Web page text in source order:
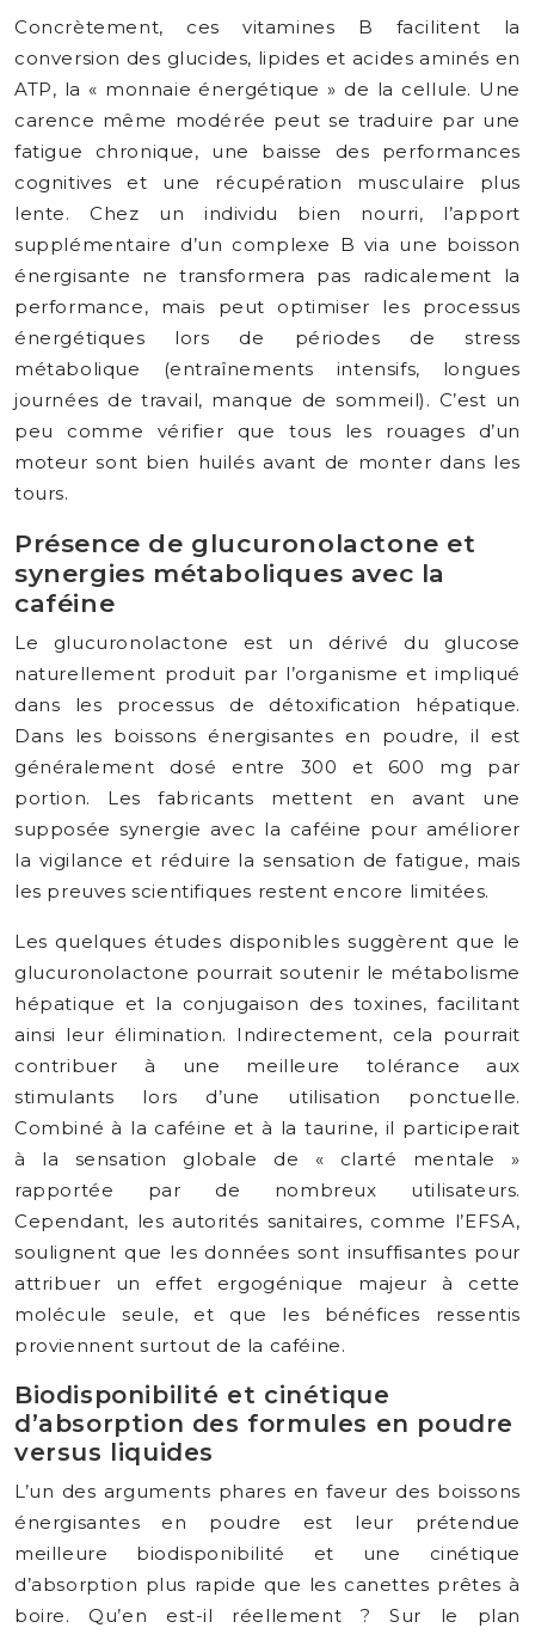
Concrètement, ces vitamines B facilitent la
conversion des glucides, lipides et acides aminés en
ATP, la « monnaie énergétique » de la cellule. Une
carence même modérée peut se traduire par une
fatigue chronique, une baisse des performances
cognitives et une récupération musculaire plus
lente. Chez un individu bien nourri, l’apport
supplémentaire d’un complexe B via une boisson
énergisante ne transformera pas radicalement la
performance, mais peut optimiser les processus
énergétiques lors de périodes de stress
métabolique (entraînements intensifs, longues
journées de travail, manque de sommeil). C’est un
peu comme vérifier que tous les rouages d’un
moteur sont bien huilés avant de monter dans les
tours.
Présence de glucuronolactone et
synergies métaboliques avec la
caféine
Le glucuronolactone est un dérivé du glucose
naturellement produit par l’organisme et impliqué
dans les processus de détoxification hépatique.
Dans les boissons énergisantes en poudre, il est
généralement dosé entre 300 et 600 mg par
portion. Les fabricants mettent en avant une
supposée synergie avec la caféine pour améliorer
la vigilance et réduire la sensation de fatigue, mais
les preuves scientifiques restent encore limitées.
Les quelques études disponibles suggèrent que le
glucuronolactone pourrait soutenir le métabolisme
hépatique et la conjugaison des toxines, facilitant
ainsi leur élimination. Indirectement, cela pourrait
contribuer à une meilleure tolérance aux
stimulants lors d’une utilisation ponctuelle.
Combiné à la caféine et à la taurine, il participerait
à la sensation globale de « clarté mentale »
rapportée par de nombreux utilisateurs.
Cependant, les autorités sanitaires, comme l’EFSA,
soulignent que les données sont insuffisantes pour
attribuer un effet ergogénique majeur à cette
molécule seule, et que les bénéfices ressentis
proviennent surtout de la caféine.
Biodisponibilité et cinétique
d’absorption des formules en poudre
versus liquides
L’un des arguments phares en faveur des boissons
énergisantes en poudre est leur prétendue
meilleure biodisponibilité et une cinétique
d’absorption plus rapide que les canettes prêtes à
boire. Qu’en est-il réellement ? Sur le plan